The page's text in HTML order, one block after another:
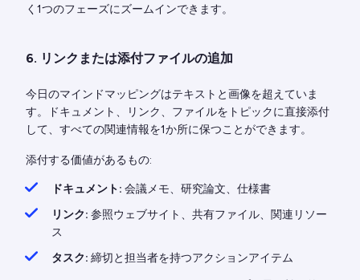
く1つのフェーズにズームインできます。
6. リンクまたは添付ファイルの追加
今日のマインドマッピングはテキストと画像を超えていま
す。ドキュメント、リンク、ファイルをトピックに直接添付
して、すべての関連情報を1か所に保つことができます。
添付する価値があるもの:
ドキュメント: 会議メモ、研究論文、仕様書
リンク: 参照ウェブサイト、共有ファイル、関連リソー
ス
タスク: 締切と担当者を持つアクションアイテム